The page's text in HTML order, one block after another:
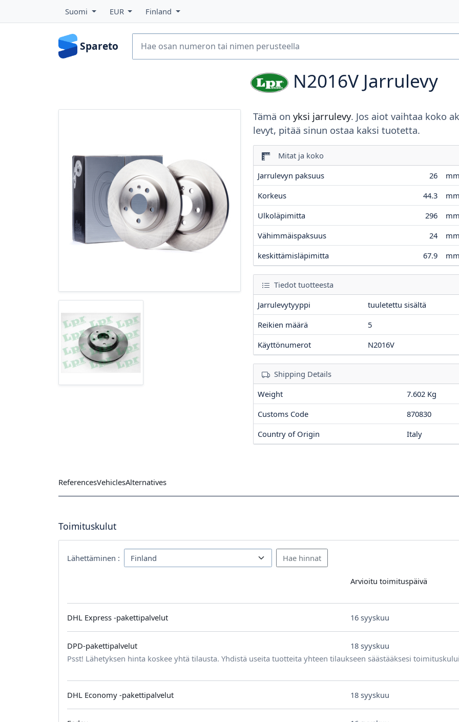
Suomi EUR Finland
Spareto
N2016V Jarrulevy
Tämä on yksi jarrulevy. Jos aiot vaihtaa koko
levyt, pitää sinun ostaa kaksi tuotetta.
Mitat ja koko
Jarrulevyn paksuus
26
mm
Korkeus
44.3
mm
Ulkoläpimitta
296
mm
Vähimmäispaksuus
24
mm
keskittämisläpimitta
67.9 mm
Tiedot tuotteesta
Jarrulevytyyppi
tuuletettu sisältä
Reikien määrä
5
Käyttönumerot
N2016V
Shipping Details
Weight
7.602 Kg
Customs Code
870830
Country of Origin
Italy
ReferencesVehiclesAlternatives
Toimituskulut
Lähettäminen :
Arvioitu toimituspäivä
DHL Express -pakettipalvelut 16 syyskuu
DPD-pakettipalvelut 18 syyskuu
Psst! Lähetyksen hinta koskee yhtä tilausta. Yhdistä useita tuotteita yhteen tilaukseen säästääksesi
DHL Economy -pakettipalvelut 18 syyskuu